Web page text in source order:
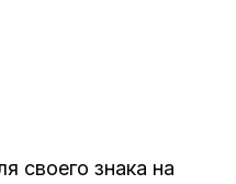
своего знака на